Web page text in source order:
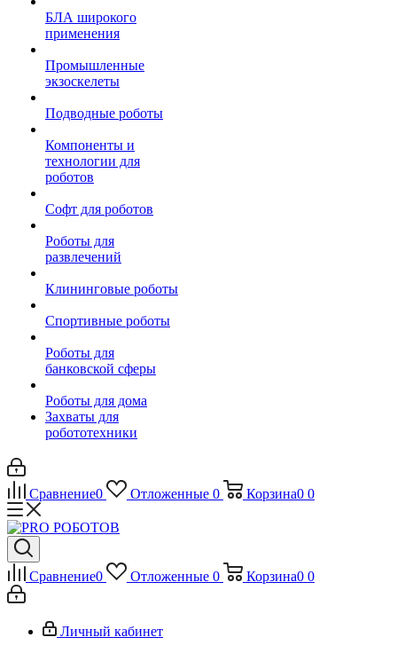
БЛА широкого
применения
Промышленные
экзоскелеты
Подводные роботы
Компоненты и
технологии для
роботов
Софт для роботов
Роботы для
развлечений
Клининговые роботы
Спортивные роботы
Роботы для
банковской сферы
Роботы для дома
Захваты для
робототехники
Сравнение0 Отложенные 0 Корзина0 0
Сравнение0 Отложенные 0 Корзина0 0
Личный кабинет